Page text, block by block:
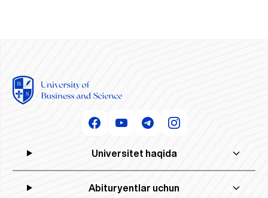
Universitet haqida
Abituryentlar uchun